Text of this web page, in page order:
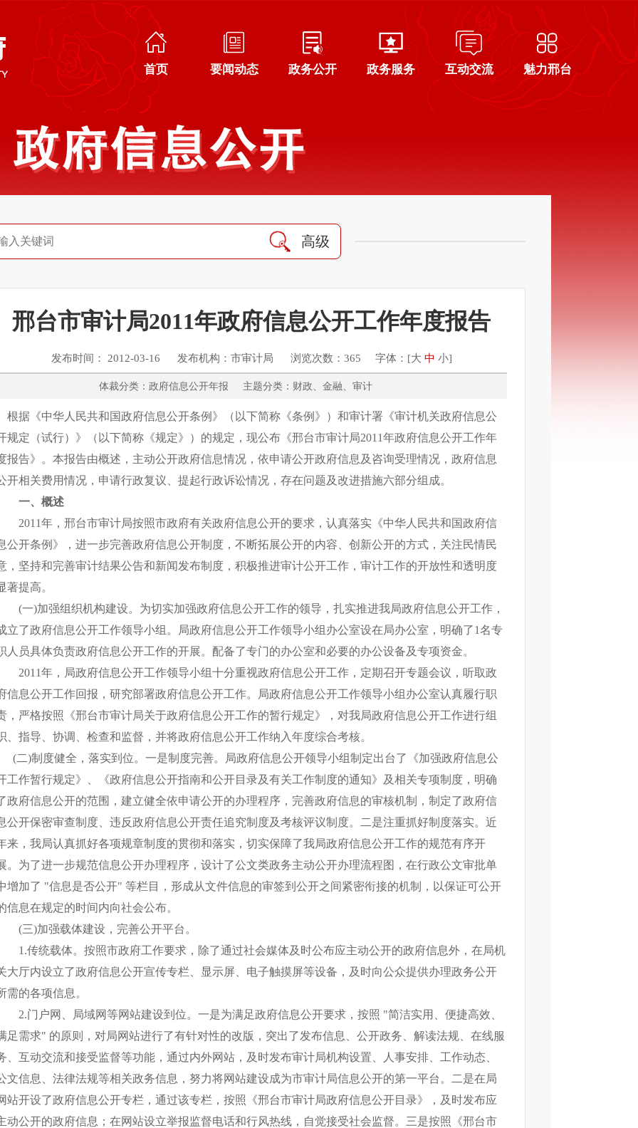
首页 要闻动态 政务公开 政务服务 互动交流 魅力邢台
高级
邢台市审计局2011年政府信息公开工作年度报告
发布时间： 2012-03-16 发布机构：市审计局 浏览次数：365 字体：[大 中 小]
体裁分类：政府信息公开年报 主题分类：财政、金融、审计
据《中华人民共和国政府信息公开条例》（以下简称《条例》）和审计署《审计机关政府信息公
规定（试行）》（以下简称《规定》）的规定，现公布《邢台市审计局2011年政府信息公开工作年
报告》。本报告由概述，主动公开政府信息情况，依申请公开政府信息及咨询受理情况，政府信息
开相关费用情况，申请行政复议、提起行政诉讼情况，存在问题及改进措施六部分组成。
一、概述
年，邢台市审计局按照市政府有关政府信息公开的要求，认真落实《中华人民共和国政府信
公开条例》，进一步完善政府信息公开制度，不断拓展公开的内容、创新公开的方式，关注民情民
，坚持和完善审计结果公告和新闻发布制度，积极推进审计公开工作，审计工作的开放性和透明度
著提高。
)加强组织机构建设。为切实加强政府信息公开工作的领导，扎实推进我局政府信息公开工作，
立了政府信息公开工作领导小组。局政府信息公开工作领导小组办公室设在局办公室，明确了1名专
人员具体负责政府信息公开工作的开展。配备了专门的办公室和必要的办公设备及专项资金。
年，局政府信息公开工作领导小组十分重视政府信息公开工作，定期召开专题会议，听取政
信息公开工作回报，研究部署政府信息公开工作。局政府信息公开工作领导小组办公室认真履行职
，严格按照《邢台市审计局关于政府信息公开工作的暂行规定》，对我局政府信息公开工作进行组
、指导、协调、检查和监督，并将政府信息公开工作纳入年度综合考核。
)制度健全，落实到位。一是制度完善。局政府信息公开领导小组制定出台了《加强政府信息公
工作暂行规定》、《政府信息公开指南和公开目录及有关工作制度的通知》及相关专项制度，明确
政府信息公开的范围，建立健全依申请公开的办理程序，完善政府信息的审核机制，制定了政府信
公开保密审查制度、违反政府信息公开责任追究制度及考核评议制度。二是注重抓好制度落实。近
来，我局认真抓好各项规章制度的贯彻和落实，切实保障了我局政府信息公开工作的规范有序开
。为了进一步规范信息公开办理程序，设计了公文类政务主动公开办理流程图，在行政公文审批单
增加了 "信息是否公开" 等栏目，形成从文件信息的审签到公开之间紧密衔接的机制，以保证可公开
信息在规定的时间内向社会公布。
)加强载体建设，完善公开平台。
传统载体。按照市政府工作要求，除了通过社会媒体及时公布应主动公开的政府信息外，在局机
大厅内设立了政府信息公开宣传专栏、显示屏、电子触摸屏等设备，及时向公众提供办理政务公开
需的各项信息。
门户网、局域网等网站建设到位。一是为满足政府信息公开要求，按照 "简洁实用、便捷高效、
足需求" 的原则，对局网站进行了有针对性的改版，突出了发布信息、公开政务、解读法规、在线服
、互动交流和接受监督等功能，通过内外网站，及时发布审计局机构设置、人事安排、工作动态、
文信息、法律法规等相关政务信息，努力将网站建设成为市审计局信息公开的第一平台。二是在局
站开设了政府信息公开专栏，通过该专栏，按照《邢台市审计局政府信息公开目录》，及时发布应
动公开的政府信息；在网站设立举报监督电话和行风热线，自觉接受社会监督。三是按照《邢台市